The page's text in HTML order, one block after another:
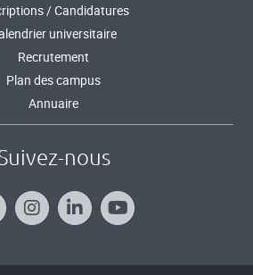
/ Candidatures
universitaire
Recrutement
Plan des campus
Annuaire
nous